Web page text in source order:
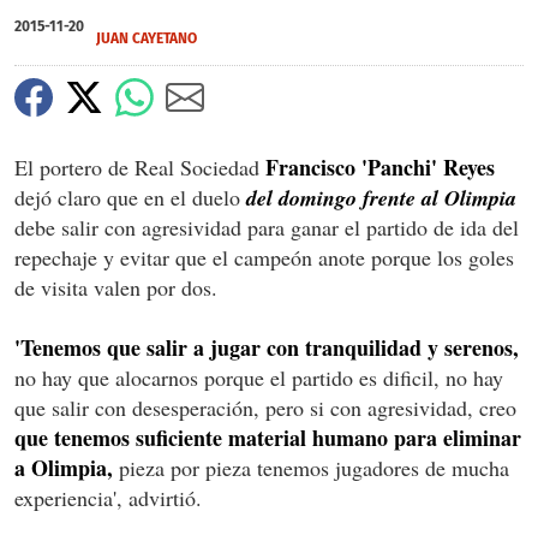
2015-11-20
JUAN CAYETANO
El portero de Real Sociedad Francisco 'Panchi' Reyes
dejó claro que en el duelodel domingo frente al Olimpia
debe salir con agresividad para ganar el partido de ida del
repechaje y evitar que el campeón anote porque los goles
de visita valen por dos.
'Tenemos que salir a jugar con tranquilidad y serenos,
no hay que alocarnos porque el partido es dificil, no hay
que salir con desesperación, pero si con agresividad, creo
que tenemos suficiente material humano para eliminar
a Olimpia, pieza por pieza tenemos jugadores de mucha
experiencia', advirtió.